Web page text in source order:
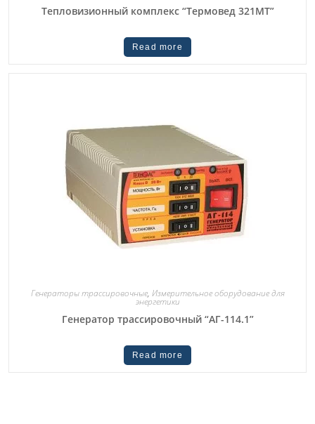
Тепловизионный комплекс “Термовед 321МТ”
Read more
Генераторы трассировочные, Измерительное оборудование для
энергетики
Генератор трассировочный “АГ-114.1”
Read more